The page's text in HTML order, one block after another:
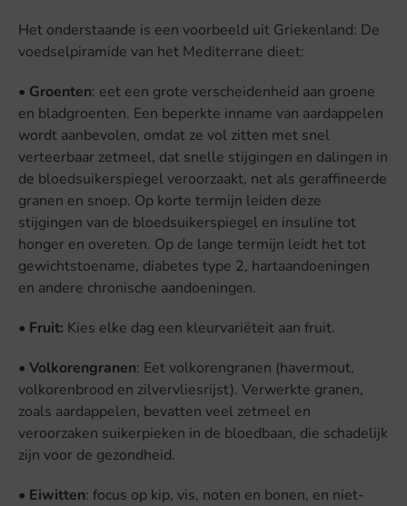
Het onderstaande is een voorbeeld uit Griekenland: De
voedselpiramide van het Mediterrane dieet:
• Groenten: eet een grote verscheidenheid aan groene
en bladgroenten. Een beperkte inname van aardappelen
wordt aanbevolen, omdat ze vol zitten met snel
verteerbaar zetmeel, dat snelle stijgingen en dalingen in
de bloedsuikerspiegel veroorzaakt, net als geraffineerde
granen en snoep. Op korte termijn leiden deze
stijgingen van de bloedsuikerspiegel en insuline tot
honger en overeten. Op de lange termijn leidt het tot
gewichtstoename, diabetes type 2, hartaandoeningen
en andere chronische aandoeningen.
• Fruit: Kies elke dag een kleurvariëteit aan fruit.
• Volkorengranen: Eet volkorengranen (havermout,
volkorenbrood en zilvervliesrijst). Verwerkte granen,
zoals aardappelen, bevatten veel zetmeel en
veroorzaken suikerpieken in de bloedbaan, die schadelijk
zijn voor de gezondheid.
• Eiwitten: focus op kip, vis, noten en bonen, en niet-